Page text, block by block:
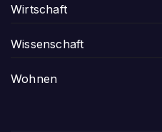
Wirtschaft
Wissenschaft
Wohnen